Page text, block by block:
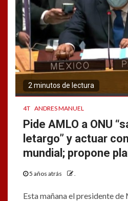
2 minutos de lectura
4T ANDRES MANUEL
Pide AMLO a ONU
letargo” y actuar
mundial; propone
5 años atrás .
Esta mañana el presidente